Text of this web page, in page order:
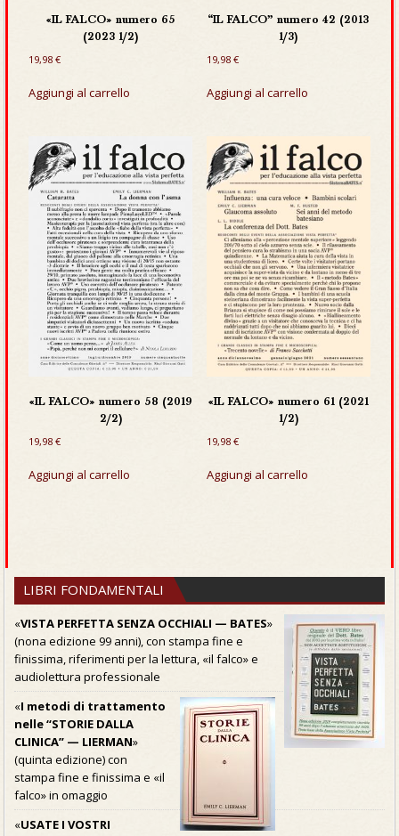
«IL FALCO» numero 65
(2023 1/2)
19,98€
Aggiungi al carrello
“IL FALCO” numero 42 (2013
1/3)
19,98 €
Aggiungi al carrello
«IL FALCO» numero 58 (2019
2/2)
19,98€
Aggiungi al carrello
«IL FALCO» numero 61 (2021
1/2)
19,98 €
Aggiungi al carrello
LIBRI FONDAMENTALI
«VISTA PERFETTA SENZA OCCHIALI — BATES»
(nona edizione 99 anni), con stampa fine e
finissima, riferimenti per la lettura, «il falco» e
audiolettura professionale
«I metodi di trattamento
nelle “STORIE DALLA
CLINICA” — LIERMAN»
(quinta edizione) con
stampa fine e finissima e «il
falco» in omaggio
«USATE I VOSTRI